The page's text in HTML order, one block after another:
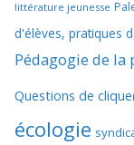
littérature jeunesse
d'élèves, pratiques
Pédagogie de la
Questions de
écologie